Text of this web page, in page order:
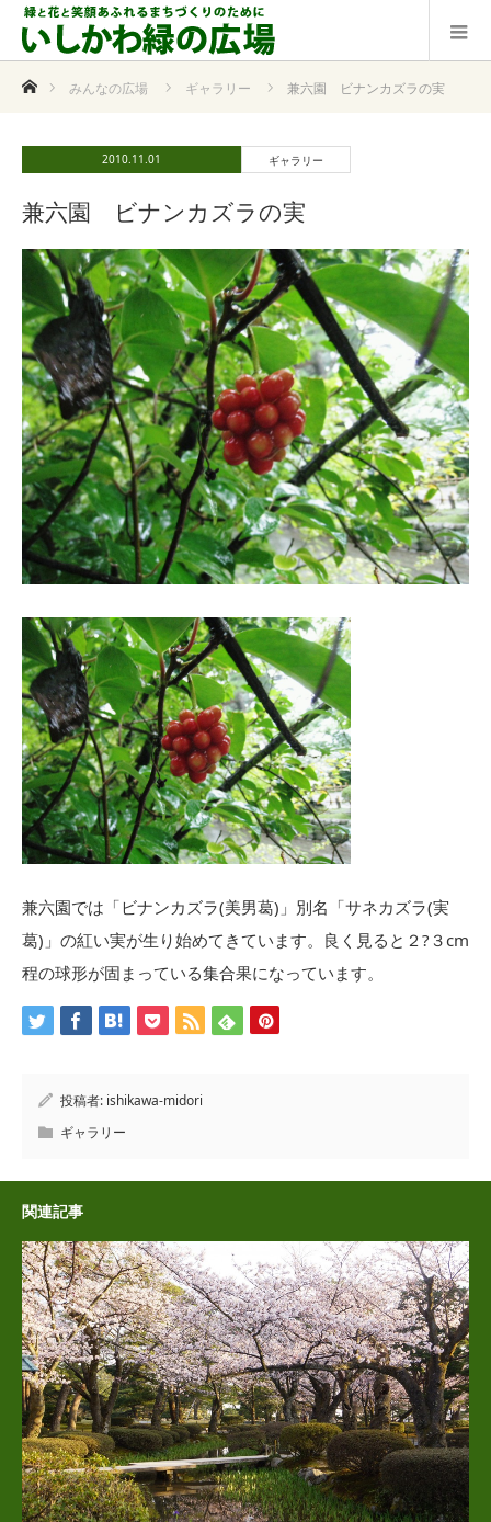
ホームみんなの広場 ギャラリー 兼六園 ビナンカズラの実
2010.11.01 ギャラリー
兼六園 ビナンカズラの実
兼六園では「ビナンカズラ(美男葛)」別名「サネカズラ(実
葛)」の紅い実が生り始めてきています。良く見ると２?３cm
程の球形が固まっている集合果になっています。
投稿者: ishikawa-midori
ギャラリー
関連記事